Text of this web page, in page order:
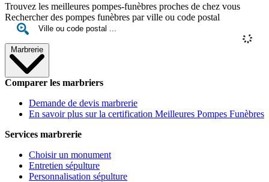
Trouvez les meilleures pompes-funèbres proches de chez vous
Rechercher des pompes funèbres par ville ou code postal
Marbrerie
Comparer les marbriers
Demande de devis marbrerie
En savoir plus sur la certification Meilleures Pompes Funèbres
Services marbrerie
Choisir un monument
Entretien sépulture
Personnalisation sépulture